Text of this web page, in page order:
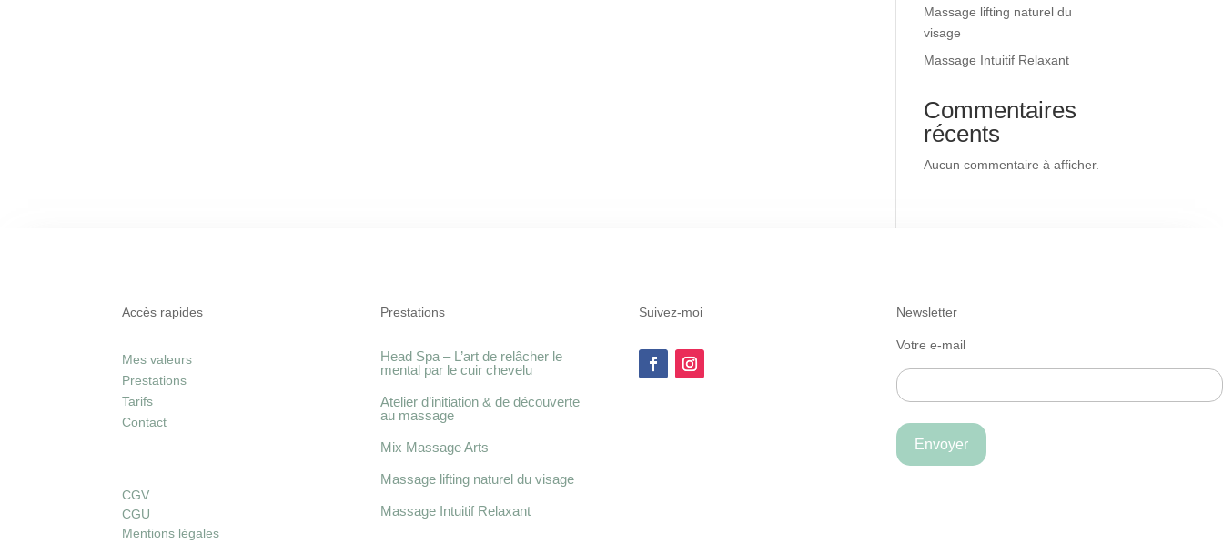
Massage lifting naturel du
visage
Massage Intuitif Relaxant
Commentaires
récents
Aucun commentaire à afficher.
Accès rapides
Mes valeurs
Prestations
Tarifs
Contact
CGV
CGU
Mentions légales
Prestations
Head Spa – L’art de relâcher le
mental par le cuir chevelu
Atelier d’initiation & de découverte
au massage
Mix Massage Arts
Massage lifting naturel du visage
Massage Intuitif Relaxant
Suivez-moi Newsletter
Votre e-mail
Envoyer